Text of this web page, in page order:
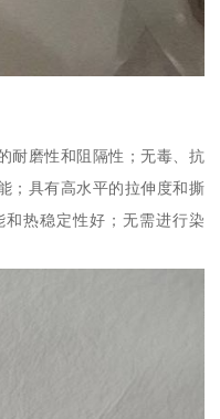
耐磨性和阻隔性；无毒、抗
；具有高水平的拉伸度和撕
热稳定性好；无需进行染